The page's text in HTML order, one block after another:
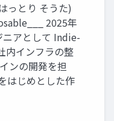
っとり そうた)
2025年
アとして Indie-
内インフラの整
ンの開発を担
はじめとした作